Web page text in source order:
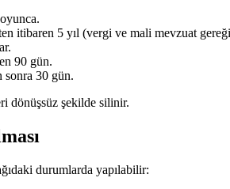
itibaren 5 yıl (vergi ve mali mevzuat
90 gün.
30 gün.
dönüşsüz şekilde silinir.
durumlarda yapılabilir: